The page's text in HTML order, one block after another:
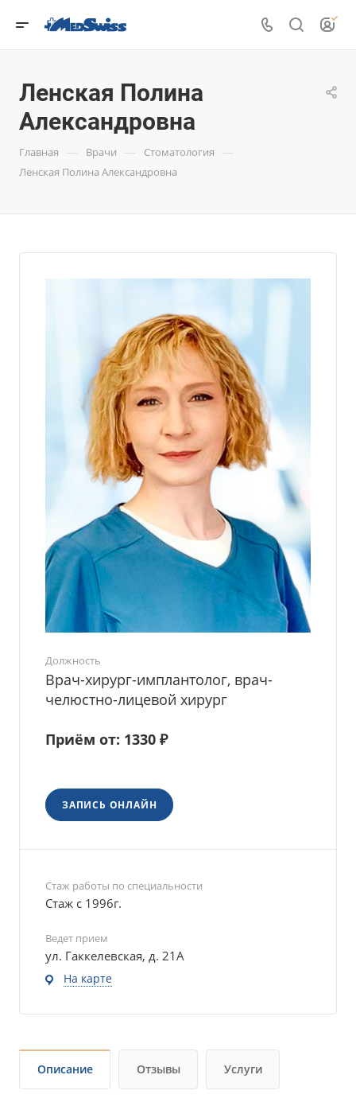
Ленская Полина
Александровна
Главная — Врачи — Стоматология —
Ленская Полина Александровна
Должность
Врач-хирург-имплантолог, врач-
челюстно-лицевой хирург
Приём от: 1330 ₽
ЗАПИСЬ ОНЛАЙН
Стаж работы по специальности
Стаж с 1996г.
Ведет прием
ул. Гаккелевская, д. 21А
На карте
Описание Отзывы Услуги